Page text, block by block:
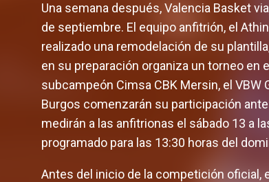
Una semana después, Valencia Basket
de septiembre. El equipo anfitrión, el
realizado una remodelación de su
en su preparación organiza un torneo en
subcampeón Cimsa CBK Mersin, el
Burgos comenzarán su participación
medirán a las anfitrionas el sábado 13 a
programado para las 13:30 horas del
Antes del inicio de la competición oficial,